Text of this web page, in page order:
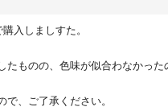
入しましすた。
たものの、色味が似合わなかっ
、ご了承ください。